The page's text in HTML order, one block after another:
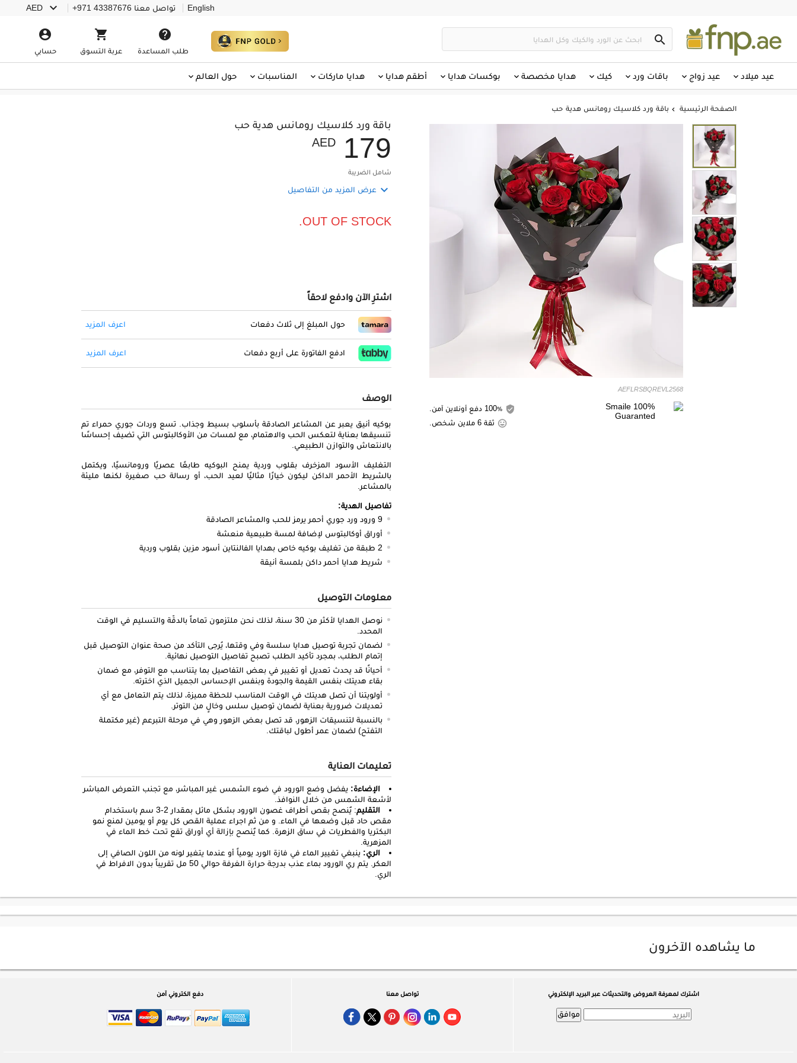
English تواصل معنا +971 43387676
AED 


طلب المساعدة

عربة التسوق

حسابي
عيد ميلاد عيد زواج باقات ورد كيك هدايا مخصصة بوكسات هدايا أطقم هدايا هدايا ماركات المناسبات حول العالم
الصفحة الرئيسية  باقة ورد كلاسيك رومانس هدية حب
AEFLRSBQREVL2568
ثقة 6 ملاين شخص.
باقة ورد كلاسيك رومانس هدية حب
AED 179
شامل الضريبة
 عرض المزيد من التفاصيل
OUT OF STOCK.
اشترِ الآن وادفع لاحقاً
حول المبلغ إلى ثلاث دفعات اعرف المزيد
ادفع الفاتورة على أربع دفعات اعرف المزيد
الوصف
بوكيه أنيق يعبر عن المشاعر الصادقة بأسلوب بسيط وجذاب. تسع وردات جوري حمراء تم
تنسيقها بعناية لتعكس الحب والاهتمام، مع لمسات من الأوكالبتوس التي تضيف إحساسًا
بالانتعاش والتوازن الطبيعي.
التغليف الأسود المزخرف بقلوب وردية يمنح البوكيه طابعًا عصريًا ورومانسيًا، ويكتمل
بالشريط الأحمر الداكن ليكون خيارًا مثاليًا لعيد الحب، أو رسالة حب صغيرة لكنها مليئة
بالمشاعر.
تفاصيل الهدية:
9 ورود ورد جوري أحمر يرمز للحب والمشاعر الصادقة
أوراق أوكالبتوس لإضافة لمسة طبيعية منعشة
2 طبقة من تغليف بوكيه خاص بهدايا الفالنتاين أسود مزين بقلوب وردية
شريط هدايا أحمر داكن بلمسة أنيقة
معلومات التوصيل
نوصل الهدايا لأكثر من 30 سنة، لذلك نحن ملتزمون تماماً بالدقّة والتسليم في الوقت
المحدد.
لضمان تجربة توصيل هدايا سلسة وفي وقتها، يُرجى التأكد من صحة عنوان التوصيل قبل
إتمام الطلب، بمجرد تأكيد الطلب تصبح تفاصيل التوصيل نهائية.
أحيانًا قد يحدث تعديل أو تغيير في بعض التفاصيل بما يتناسب مع التوفر، مع ضمان
بقاء هديتك بنفس القيمة والجودة وبنفس الإحساس الجميل الذي اخترته.
أولويتنا أن تصل هديتك في الوقت المناسب للحظة مميزة، لذلك يتم التعامل مع أي
تعديلات ضرورية بعناية لضمان توصيل سلس وخالٍ من التوتر.
بالنسبة لتنسيقات الزهور، قد تصل بعض الزهور وهي في مرحلة التبرعم (غير مكتملة
التفتح) لضمان عمر أطول لباقتك.
تعليمات العناية
الإضاءة: يفضل وضع الورود في ضوء الشمس غير المباشر، مع تجنب التعرض المباشر
لأشعة الشمس من خلال النوافذ.
التقليم
: يٌنصح بقص أطراف غصون الورود بشكل مائل بمقدار 2-3 سم باستخدام
مقص حاد قبل وضعها في الماء. و من ثم اجراء عملية القص كل يوم أو يومين لمنع نمو
البكتريا والفطريات في ساق الزهرة. كما يٌنصح بإزالة أي أوراق تقع تحت خط الماء في
المزهرية.
الري: ينبغي تغيير الماء في فازة الورد يومياً أو عندما يتغير لونه من اللون الصافي إلى
العكر. يتم ري الورود بماء عذب بدرجة حرارة الغرفة حوالي 50 مل تقريباً بدون الافراط في
الري.
ما يشاهده الآخرون
اشترك لمعرفة العروض والتحديثات عبر البريد الإلكتروني
موافق
تواصل معنا دفع الكتروني آمن